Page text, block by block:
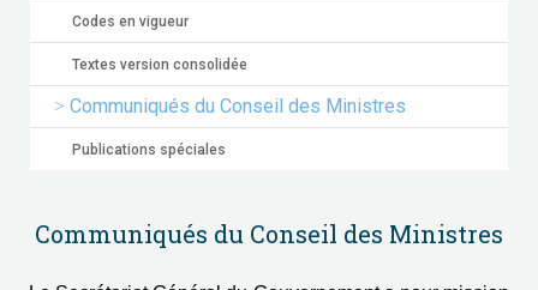
Codes en vigueur
Textes version consolidée
Communiqués du Conseil des Ministres
Publications spéciales
Communiqués du Conseil des Ministres